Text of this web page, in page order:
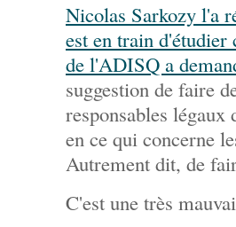
Nicolas Sarkozy l'a
est en train d'étudier
de l'ADISQ a
suggestion de faire
responsables
en ce qui concerne
Autrement dit, de
C'est une très